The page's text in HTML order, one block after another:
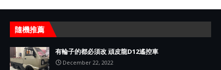
隨機推薦
有輪子的都必須改 頑皮龍D12遙控車
December 22, 2022